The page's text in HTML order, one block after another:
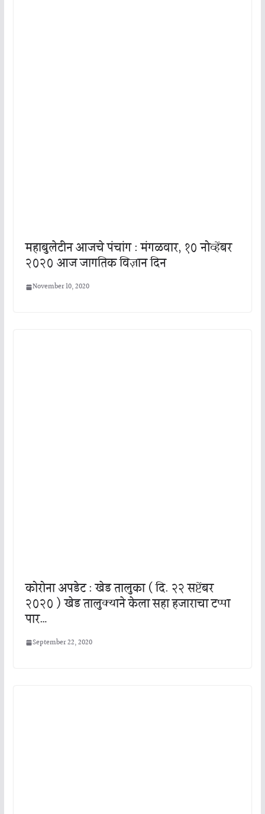
महाबुलेटीन आजचे पंचांग : मंगळवार, १० नोव्हेंबर
२०२० आज जागतिक विज्ञान दिन
November 10, 2020
कोरोना अपडेट : खेड तालुका ( दि. २२ सप्टेंबर
२०२० ) खेड तालुक्याने केला सहा हजाराचा टप्पा
पार…
September 22, 2020